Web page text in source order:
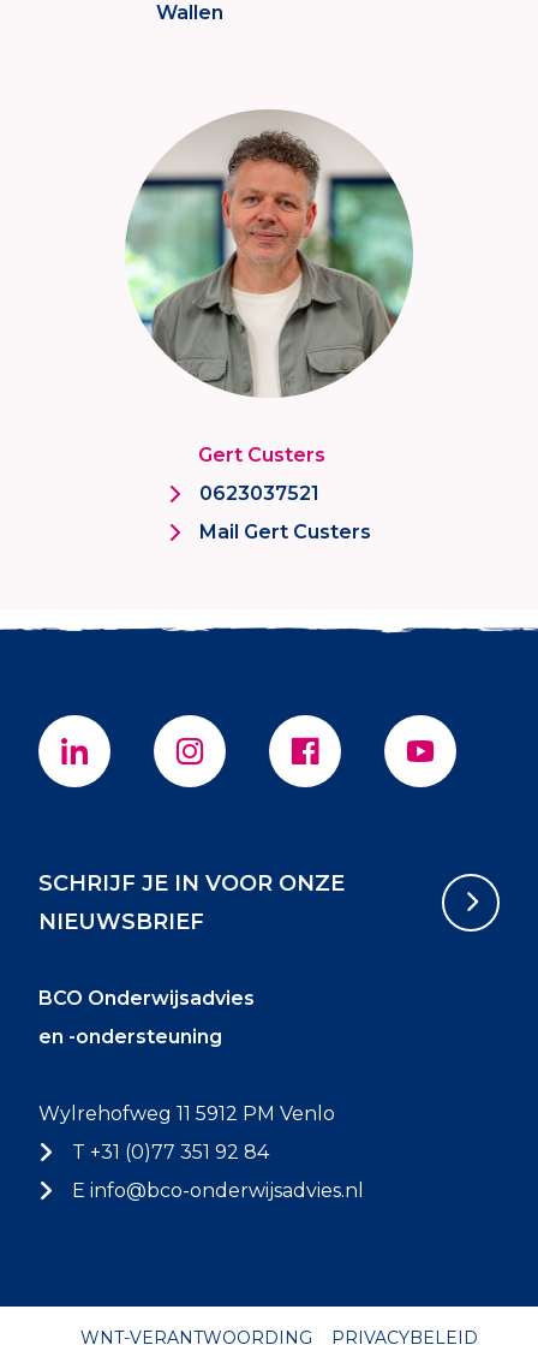
Wallen
Gert Custers
0623037521
Mail Gert Custers
SCHRIJF JE IN VOOR ONZE
NIEUWSBRIEF
BCO Onderwijsadvies
en -ondersteuning
Wylrehofweg 11 5912 PM Venlo
T +31 (0)77 351 92 84
E info@bco-onderwijsadvies.nl
WNT-VERANTWOORDING PRIVACYBELEID